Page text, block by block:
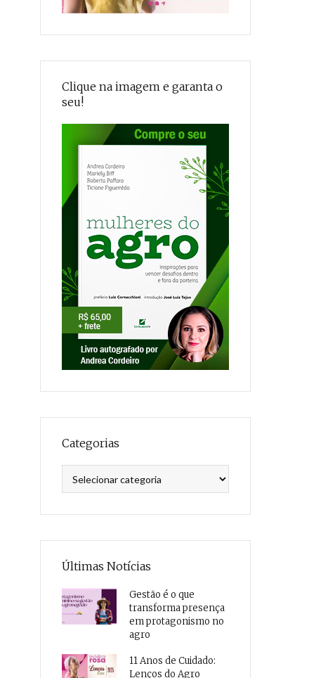
Clique na imagem e garanta o
seu!
Categorias
Últimas Notícias
Gestão é o que
transforma presença
em protagonismo no
agro
11 Anos de Cuidado:
Lenços do Agro